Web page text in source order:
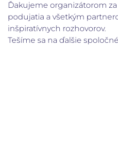
Ďakujeme organizátorom
podujatia a všetkým
inšpiratívnych rozhovorov.
Tešíme sa na ďalšie